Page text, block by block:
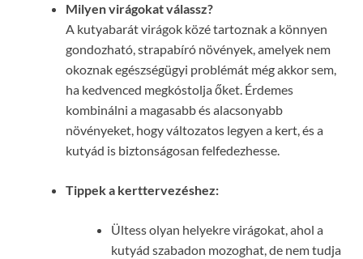
Milyen virágokat válassz?
A kutyabarát virágok közé tartoznak a könnyen
gondozható, strapabíró növények, amelyek nem
okoznak egészségügyi problémát még akkor sem,
ha kedvenced megkóstolja őket. Érdemes
kombinálni a magasabb és alacsonyabb
növényeket, hogy változatos legyen a kert, és a
kutyád is biztonságosan felfedezhesse.
Tippek a kerttervezéshez:
Ültess olyan helyekre virágokat, ahol a
kutyád szabadon mozoghat, de nem tudja